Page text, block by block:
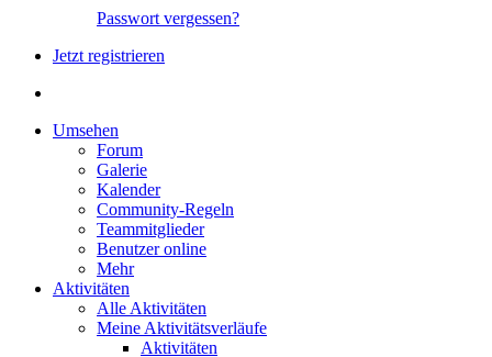
Passwort vergessen?
Jetzt registrieren
Umsehen
Forum
Galerie
Kalender
Community-Regeln
Teammitglieder
Benutzer online
Mehr
Aktivitäten
Alle Aktivitäten
Meine Aktivitätsverläufe
Aktivitäten